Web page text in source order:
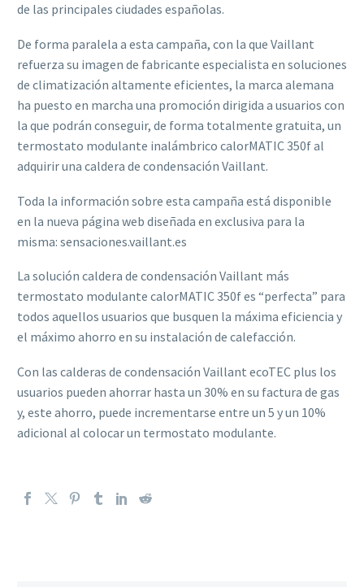
de las principales ciudades españolas.
De forma paralela a esta campaña, con la que Vaillant
refuerza su imagen de fabricante especialista en soluciones
de climatización altamente eficientes, la marca alemana
ha puesto en marcha una promoción dirigida a usuarios con
la que podrán conseguir, de forma totalmente gratuita, un
termostato modulante inalámbrico calorMATIC 350f al
adquirir una caldera de condensación Vaillant.
Toda la información sobre esta campaña está disponible
en la nueva página web diseñada en exclusiva para la
misma: sensaciones.vaillant.es
La solución caldera de condensación Vaillant más
termostato modulante calorMATIC 350f es “perfecta” para
todos aquellos usuarios que busquen la máxima eficiencia y
el máximo ahorro en su instalación de calefacción.
Con las calderas de condensación Vaillant ecoTEC plus los
usuarios pueden ahorrar hasta un 30% en su factura de gas
y, este ahorro, puede incrementarse entre un 5 y un 10%
adicional al colocar un termostato modulante.